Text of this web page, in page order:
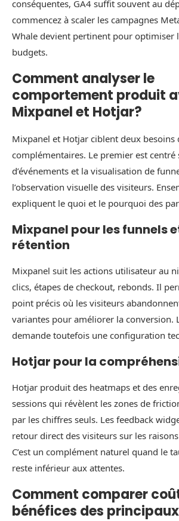
conséquentes, GA4 suffit souvent au
commencez à scaler les campagnes
Whale devient pertinent pour optimiser
budgets.
Comment analyser le
comportement produit
Mixpanel et Hotjar?
Mixpanel et Hotjar ciblent deux besoins
complémentaires. Le premier est centré
d’événements et la visualisation de
l’observation visuelle des visiteurs.
expliquent le quoi et le pourquoi des
Mixpanel pour les funnels
rétention
Mixpanel suit les actions utilisateur au
clics, étapes de checkout, rebonds. Il
point précis où les visiteurs
variantes pour améliorer la conversion.
demande toutefois une configuration
Hotjar pour la
Hotjar produit des heatmaps et des
sessions qui révèlent les zones de
par les chiffres seuls. Les feedback
retour direct des visiteurs sur les
C’est un complément naturel quand le
reste inférieur aux attentes.
Comment comparer
bénéfices des